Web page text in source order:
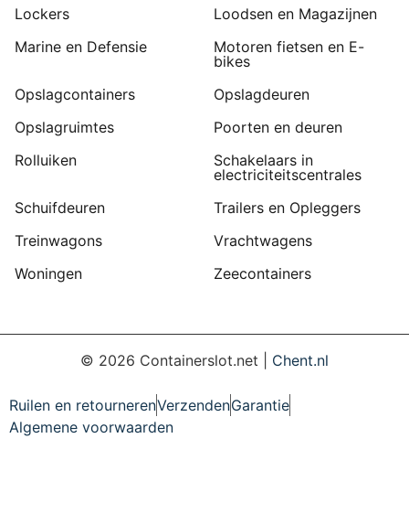
Lockers
Loodsen en Magazijnen
Marine en Defensie
Motoren fietsen en E-
bikes
Opslagcontainers
Opslagdeuren
Opslagruimtes
Poorten en deuren
Rolluiken
Schakelaars in
electriciteitscentrales
Schuifdeuren
Trailers en Opleggers
Treinwagons
Vrachtwagens
Woningen
Zeecontainers
© 2026 Containerslot.net | Chent.nl
Ruilen en retournerenVerzendenGarantie
Algemene voorwaarden